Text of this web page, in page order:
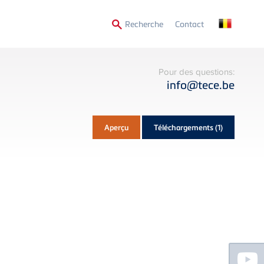
RechercheSecondary
Contact
Pour des questions:
info@tece.be
Aperçu Téléchargements(1)
Floating